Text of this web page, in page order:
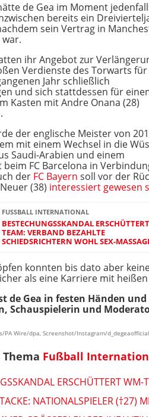
de Gea im Moment
bereits ein
sein Vertrag in
ihr Angebot zur
Verdienste des Torwarts für
Jahr schließlich
und sich stattdessen für
Kasten mit Andre Onana (28)
der englische Meister von
mit einem Wechsel in die
Saudi-Arabien und einem
beim FC Barcelona in
der FC Bayern soll vor der
(38) interessiert gewesen
FUSSBALL INTERNATIONAL
BESTECHUNGSSKANDAL
TEAM: VERBAND BEZAHLTE
SCHIEDSRICHTERN WOHL SEX-
konnten bis dato aber
als eine Karriere mit heißen
de Gea in festen Händen
Schauspielerin und
Wire/dpa, Screenshot/Instagram/d_degeaofficial
Fußball
ERSCHÜTTERT
NATIONALSPIELER (†27)